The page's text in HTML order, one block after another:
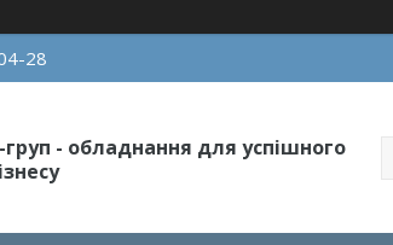
28
груп - обладнання для успішного